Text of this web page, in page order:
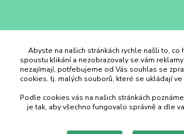
Duhový Ateliér Kroměříž
+420 734 258 002
duhovyatelier@email.cz
Abyste na našich stránkách rychle našli to, co
spoustu klikání a nezobrazovaly se vám
nezajímají, potřebujeme od Vás souhlas se
cookies, tj. malých souborů, které se ukládají
Podle cookies vás na našich stránkách
je tak, aby všechno fungovalo správně a dle